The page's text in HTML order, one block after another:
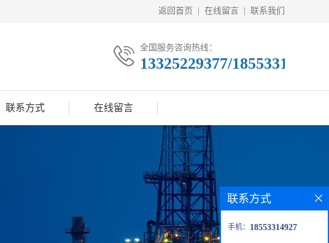
返回首页 在线留言 联系我们
全国服务咨询热线：
13325229377/18553314927
联系方式 在线留言
联系方式
手机： 18553314927